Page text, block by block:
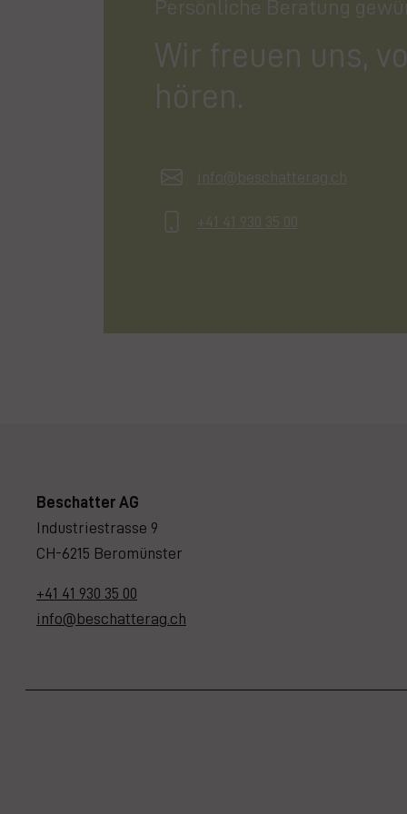
Persönliche Beratung
Wir freuen uns,
hören.
info@beschatterag.ch
+41 41 930 35 00
Beschatter AG
Industriestrasse 9
CH-6215 Beromünster
+41 41 930 35 00
info@beschatterag.ch